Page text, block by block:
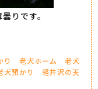
りです。
り 老犬ホーム
老犬
犬預かり
軽井沢の天